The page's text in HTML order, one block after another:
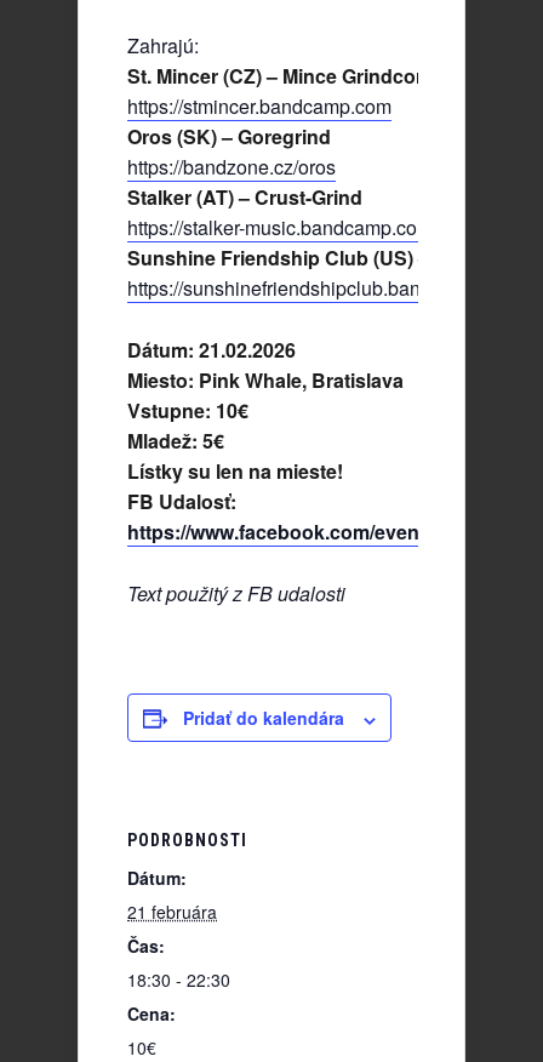
Zahrajú:
St. Mincer (CZ) – Mince Grindcore
https://stmincer.bandcamp.com
Oros (SK) – Goregrind
https://bandzone.cz/oros
Stalker (AT) – Crust-Grind
https://stalker-music.bandcamp.com
Sunshine Friendship Club (US) –
https://sunshinefriendshipclub.bandcamp.com
Dátum: 21.02.2026
Miesto: Pink Whale, Bratislava
Vstupne: 10€
Mladež: 5€
Lístky su len na mieste!
FB Udalosť:
https://www.facebook.com/events/
Text použitý z FB udalosti
Pridať do kalendára
PODROBNOSTI
Dátum:
21 februára
Čas:
18:30 - 22:30
Cena:
10€